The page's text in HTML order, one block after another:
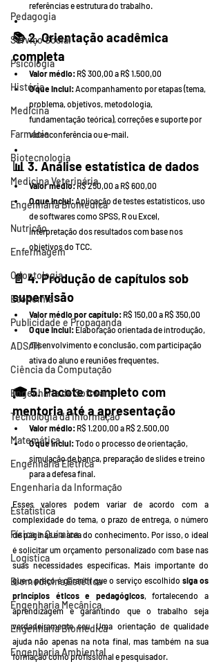
Pedagogia
Serviço Social
Psicologia
História
Medicina
Farmácia
Biotecnologia
Medicina Veterinária
Engenharia Biomédica
Nutrição
Enfermagem
Odontologia
Economia
Publicidade e Propaganda
ADS/TI
Ciência da Computação
Engenharia de Software
Tecnologia da Informação
Matemática
Engenharia Elétrica
Engenharia da Informação
Estatística
Física e Química
Logística
Biomedicina Estética
Engenharia Mecânica
Engenharia Biomédica
Engenharia Ambiental
referências e estrutura do trabalho.
📚 2. Orientação acadêmica
completa
Valor médio: R$ 300,00 a R$ 1.500,00
O que inclui: Acompanhamento por etapas (tema,
problema, objetivos, metodologia,
fundamentação teórica), correções e suporte por
videoconferência ou e-mail.
📊 3. Análise estatística de dados
Valor médio: R$ 250,00 a R$ 600,00
O que inclui: Aplicação de testes estatísticos, uso
de softwares como SPSS, R ou Excel,
interpretação dos resultados com base nos
objetivos do TCC.
📄 4. Produção de capítulos sob
supervisão
Valor médio por capítulo: R$ 150,00 a R$ 350,00
O que inclui: Elaboração orientada de introdução,
desenvolvimento e conclusão, com participação
ativa do aluno e reuniões frequentes.
🎓 5. Pacote completo com
mentoria até a apresentação
Valor médio: R$ 1.200,00 a R$ 2.500,00
O que inclui: Todo o processo de orientação,
simulação de banca, preparação de slides e treino
para a defesa final.
Esses valores podem variar de acordo com a
complexidade do tema, o prazo de entrega, o número
de páginas e a área do conhecimento. Por isso, o ideal
é solicitar um orçamento personalizado com base nas
suas necessidades específicas. Mais importante do
que o preço é garantir que o serviço escolhido siga os
princípios éticos e pedagógicos, fortalecendo a
aprendizagem e garantindo que o trabalho seja
verdadeiramente seu. Uma orientação de qualidade
ajuda não apenas na nota final, mas também na sua
formação como profissional e pesquisador.